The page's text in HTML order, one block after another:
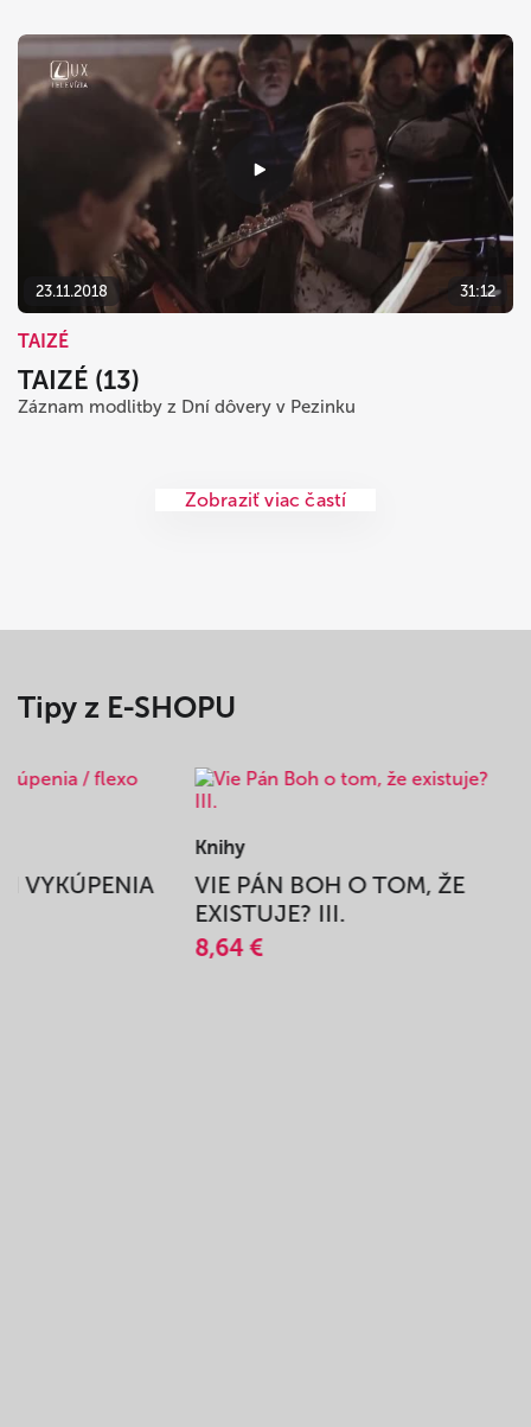
23.11.2018 31:12
TAIZÉ
TAIZÉ (13)
Záznam modlitby z Dní dôvery v Pezinku
Zobraziť viac častí
Tipy z E-SHOPU
VYKÚPENIA
Knihy
VIE PÁN BOH O TOM, ŽE
EXISTUJE? III.
8,64 €